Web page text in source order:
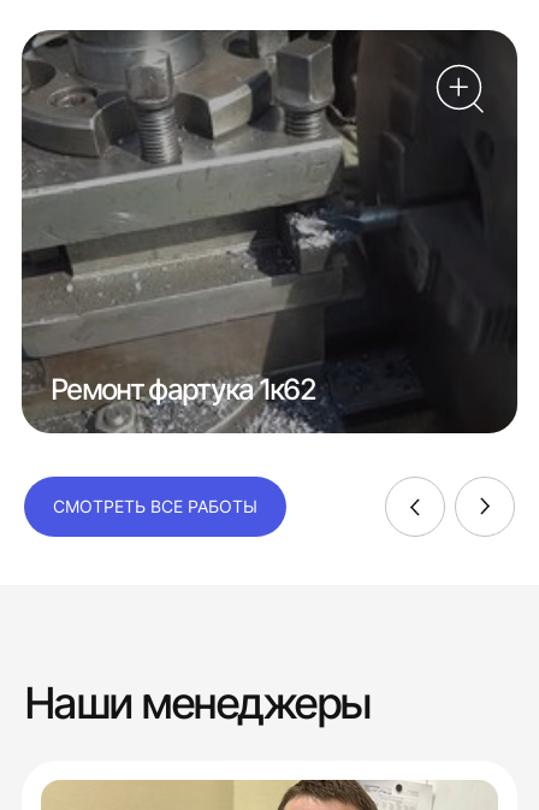
Ремонт фартука 1к62
СМОТРЕТЬ ВСЕ РАБОТЫ
Наши менеджеры